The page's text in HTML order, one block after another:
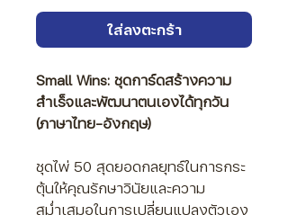
ใส่ลงตะกร้า
Small Wins: ชุดการ์ดสร้างความ
สำเร็จและพัฒนาตนเองได้ทุกวัน
(ภาษาไทย-อังกฤษ)
ชุดไพ่ 50 สุดยอดกลยุทธ์ในการกระ
ตุ้นให้คุณรักษาวินัยและความ
สม่ำเสมอในการเปลี่ยนแปลงตัวเอง